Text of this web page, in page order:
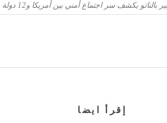
يكشف سر اجتماع أمني بين أمريكا و12 دولة عربية بالبحرين
إقرأ ايضا